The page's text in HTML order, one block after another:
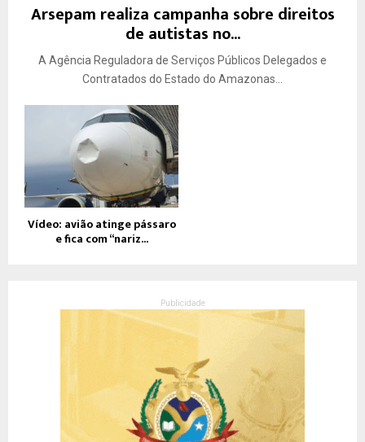
Arsepam realiza campanha sobre direitos
de autistas no...
A Agência Reguladora de Serviços Públicos Delegados e
Contratados do Estado do Amazonas...
Vídeo: avião atinge pássaro
e fica com “nariz...
Publicidade